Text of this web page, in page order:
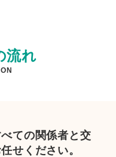
流れ
ての関係者と交
せください。